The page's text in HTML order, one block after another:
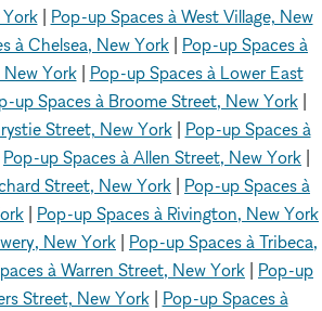
| Pop-up Spaces à West Village, New
à Chelsea, New York
Pop-up Spaces à
York| Pop-up Spaces à Lower East
up Spaces à Broome Street, New York
Street, New York| Pop-up Spaces à
Pop-up Spaces à Allen Street, New York
Street, New York
Pop-up Spaces à
Pop-up Spaces à Rivington, New York
New York
Pop-up Spaces à Tribeca,
à Warren Street, New York
Pop-up
Street, New York| Pop-up Spaces à